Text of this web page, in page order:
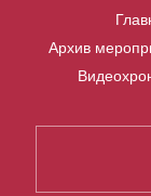
Архив